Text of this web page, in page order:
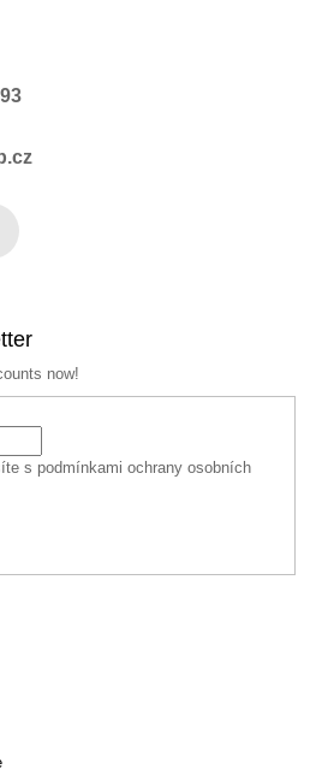
now!
s podmínkami ochrany osobních